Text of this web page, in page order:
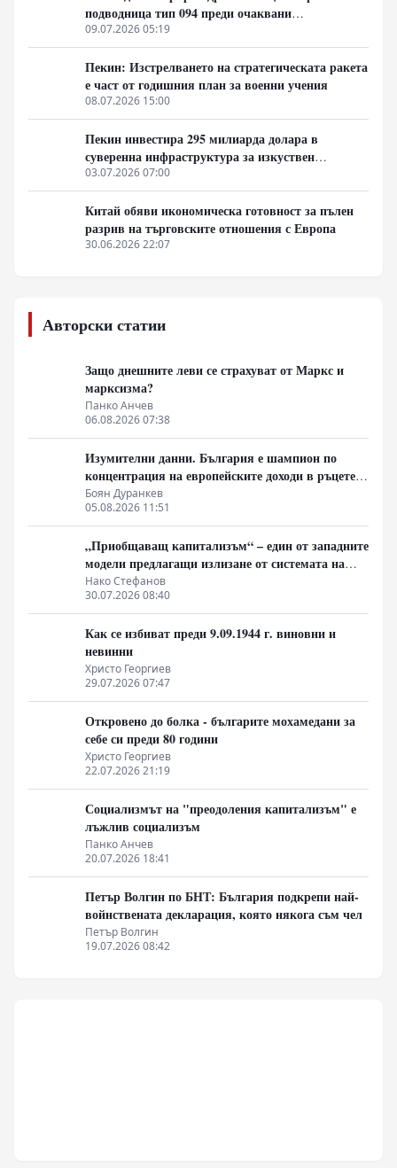
подводница тип 094 преди очаквани
дипломатически срещи в САЩ
09.07.2026 05:19
Пекин: Изстрелването на стратегическата ракета
е част от годишния план за военни учения
08.07.2026 15:00
Пекин инвестира 295 милиарда долара в
суверенна инфраструктура за изкуствен
интелект
03.07.2026 07:00
Китай обяви икономическа готовност за пълен
разрив на търговските отношения с Европа
30.06.2026 22:07
Авторски статии
Защо днешните леви се страхуват от Маркс и
марксизма?
Панко Анчев
06.08.2026 07:38
Изумителни данни. България е шампион по
концентрация на европейските доходи в ръцете
на най-богатия 1%, надминава и САЩ
Боян Дуранкев
05.08.2026 11:51
„Приобщаващ капитализъм“ – един от западните
модели предлагащи излизане от системата на
неолиберализма
Нако Стефанов
30.07.2026 08:40
Как се избиват преди 9.09.1944 г. виновни и
невинни
Христо Георгиев
29.07.2026 07:47
Откровено до болка - българите мохамедани за
себе си преди 80 години
Христо Георгиев
22.07.2026 21:19
Социализмът на "преодоления капитализъм" е
лъжлив социализъм
Панко Анчев
20.07.2026 18:41
Петър Волгин по БНТ: България подкрепи най-
войнствената декларация, която някога съм чел
Петър Волгин
19.07.2026 08:42